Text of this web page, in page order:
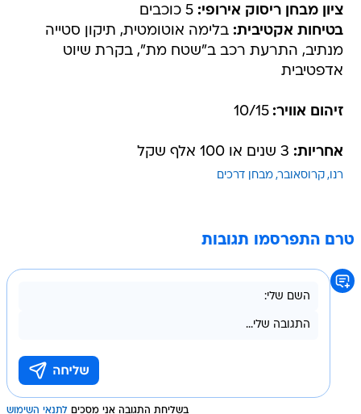
ציון מבחן ריסוק אירופי: 5 כוכבים
בטיחות אקטיבית: בלימה אוטומטית, תיקון סטייה
מנתיב, התרעת רכב ב"שטח מת", בקרת שיוט
אדפטיבית
זיהום אוויר: 10/15
אחריות:
רנו קרוסאובר מבחן דרכים
טרם התפרסמו תגובות
בשליחת התגובה אני מסכים לתנאי השימוש